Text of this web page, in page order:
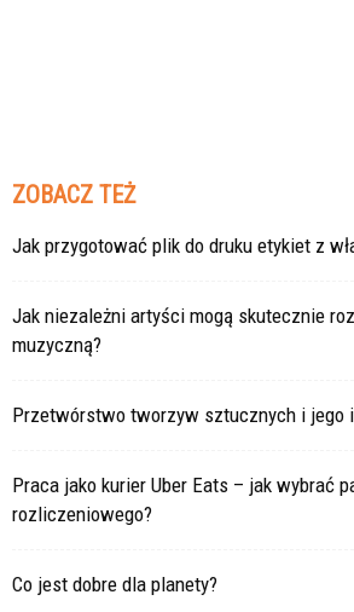
ZOBACZ TEŻ
Jak przygotować plik do druku etykiet z
Jak niezależni artyści mogą skutecznie
muzyczną?
Przetwórstwo tworzyw sztucznych i jego
Praca jako kurier Uber Eats – jak wybrać
rozliczeniowego?
Co jest dobre dla planety?